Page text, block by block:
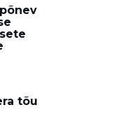
tõu